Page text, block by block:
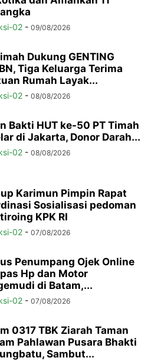
02 - 09/08/2026
Dukung GENTING
Tiga Keluarga Terima
Rumah Layak...
02 - 08/08/2026
Bakti HUT ke-50 PT Timah
di Jakarta, Donor Darah...
02 - 08/08/2026
Karimun Pimpin Rapat
Sosialisasi pedoman
KPK RI
02 - 07/08/2026
Penumpang Ojek Online
Hp dan Motor
di Batam,...
02 - 07/08/2026
0317 TBK Ziarah Taman
Pahlawan Pusara Bhakti
Sambut...